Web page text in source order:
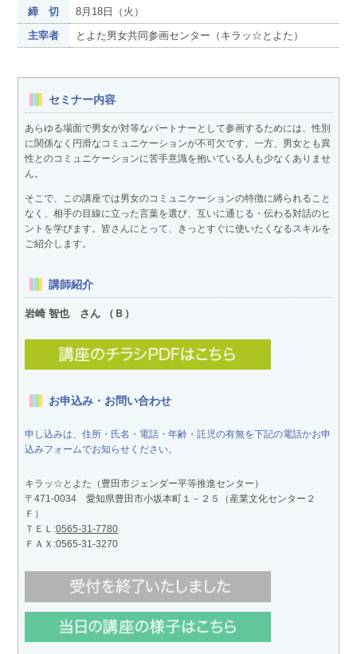
締 切
8月18日（火）
主宰者
とよた男女共同参画センター（キラッ☆とよた）
セミナー内容
あらゆる場面で男女が対等なパートナーとして参画するためには、性別
に関係なく円滑なコミュニケーションが不可欠です。一方、男女とも異
性とのコミュニケーションに苦手意識を抱いている人も少なくありませ
ん。
そこで、この講座では男女のコミュニケーションの特徴に縛られること
なく、相手の目線に立った言葉を選び、互いに通じる・伝わる対話のヒ
ントを学びます。皆さんにとって、きっとすぐに使いたくなるスキルを
ご紹介します。
講師紹介
岩崎 智也 さん （Ｂ）
お申込み・お問い合わせ
申し込みは、住所・氏名・電話・年齢・託児の有無を下記の電話かお申
込みフォームでお知らせください。
キラッ☆とよた（豊田市ジェンダー平等推進センター）
〒471-0034 愛知県豊田市小坂本町１－２５（産業文化センター２
Ｆ）
ＴＥＬ:0565-31-7780
ＦＡＸ:0565-31-3270